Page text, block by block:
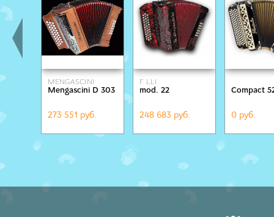
MENGASCINI
Mengascini D 303
273 551 руб.
F. LLI
ALESSANDRINI
mod. 22
248 683 руб.
Compact
0 руб.